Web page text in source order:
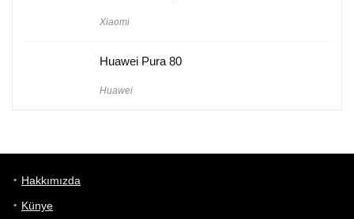
Xiaomi
Huawei Pura 80
Huawei
Hakkımızda
Künye